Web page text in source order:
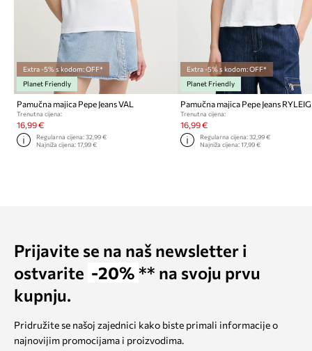
Extra -5% s kodom: OFF*
Planet Friendly
Pamučna majica Pepe Jeans VAL
Trenutna cijena:
16,99 €
Regularna cijena:32,99 €
Najniža cijena:17,99 €
Extra -5% s kodom: OFF*
Planet Friendly
Pamučna majica Pepe Jeans
Trenutna cijena:
16,99 €
Regularna cijena: 32,99 €
Najniža cijena: 17,99 €
Prijavite se na naš newsletter i
ostvarite -20% ** na svoju prvu
kupnju.
Pridružite se našoj zajednici kako biste primali informacije o
najnovijim promocijama i proizvodima.